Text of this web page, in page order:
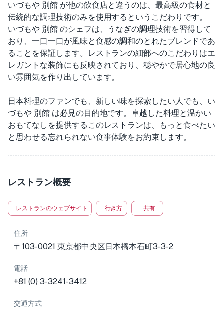
いづもや 別館 が他の飲食店と違うのは、最高級の食材と
伝統的な調理技術のみを使用するというこだわりです。
いづもや 別館 のシェフは、うなぎの調理技術を習得して
おり、一口一口が風味と食感の調和のとれたブレンドであ
ることを保証します。レストランの細部へのこだわりはエ
レガントな装飾にも反映されており、穏やかで居心地の良
い雰囲気を作り出しています。
日本料理のファンでも、新しい味を探索したい人でも、い
づもや 別館 は必見の目的地です。卓越した料理と温かい
おもてなしを提供するこのレストランは、もっと食べたい
と思わせる忘れられない食事体験をお約束します。
レストラン概要
レストランのウェブサイト 行き方 共有
住所
〒103-0021 東京都中央区日本橋本石町3-3-2
電話
+81 (0) 3-3241-3412
交通方式